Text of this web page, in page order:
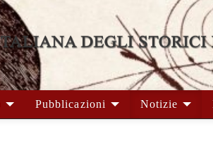
Pubblicazioni Notizie